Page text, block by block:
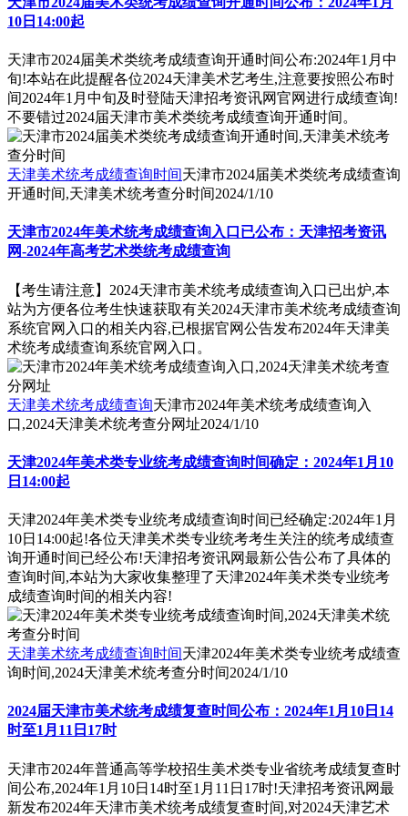
10日14:00起
天津市2024届美术类统考成绩查询开通时间公布:2024年1月中
旬!本站在此提醒各位2024天津美术艺考生,注意要按照公布时
间2024年1月中旬及时登陆天津招考资讯网官网进行成绩查询!
不要错过2024届天津市美术类统考成绩查询开通时间。
天津美术统考成绩查询时间天津市2024届美术类统考成绩查询
开通时间,天津美术统考查分时间2024/1/10
天津市2024年美术统考成绩查询入口已公布：天津招考资讯
网-2024年高考艺术类统考成绩查询
【考生请注意】2024天津市美术统考成绩查询入口已出炉,本
站为方便各位考生快速获取有关2024天津市美术统考成绩查询
系统官网入口的相关内容,已根据官网公告发布2024年天津美
术统考成绩查询系统官网入口。
天津美术统考成绩查询天津市2024年美术统考成绩查询入
口,2024天津美术统考查分网址2024/1/10
天津2024年美术类专业统考成绩查询时间确定：2024年1月10
日14:00起
天津2024年美术类专业统考成绩查询时间已经确定:2024年1月
10日14:00起!各位天津美术类专业统考考生关注的统考成绩查
询开通时间已经公布!天津招考资讯网最新公告公布了具体的
查询时间,本站为大家收集整理了天津2024年美术类专业统考
成绩查询时间的相关内容!
天津美术统考成绩查询时间天津2024年美术类专业统考成绩查
询时间,2024天津美术统考查分时间2024/1/10
2024届天津市美术统考成绩复查时间公布：2024年1月10日14
时至1月11日17时
天津市2024年普通高等学校招生美术类专业省统考成绩复查时
间公布,2024年1月10日14时至1月11日17时!天津招考资讯网最
新发布2024年天津市美术统考成绩复查时间,对2024天津艺术